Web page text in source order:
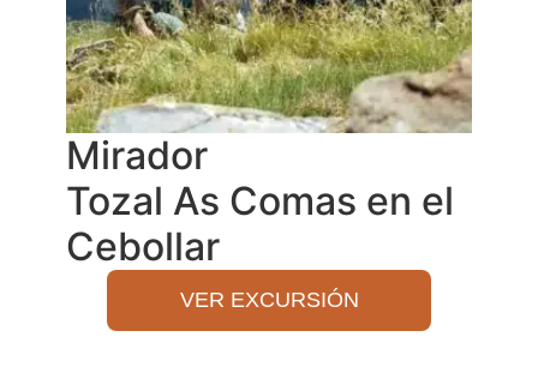
Mirador
Tozal As Comas en el
Cebollar
VER EXCURSIÓN